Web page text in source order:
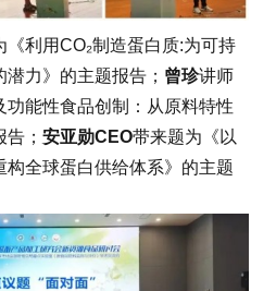
《利用CO₂制造蛋白质:为可持
力》的主题报告； 曾珍讲师
能性食品创制：从原料特性
； 安亚勋CEO带来题为《以
全球蛋白供给体系》的主题